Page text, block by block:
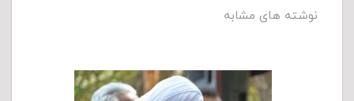
نوشته های مشابه